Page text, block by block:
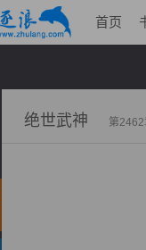
首页
绝世武神 第2462